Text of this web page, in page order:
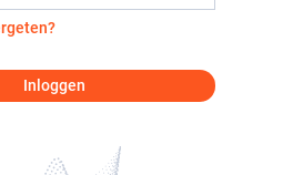
Inloggen